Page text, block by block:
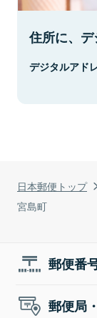
日本郵便トップ
宮島町
住所に、デ
デジタルアド
郵便番
郵便局